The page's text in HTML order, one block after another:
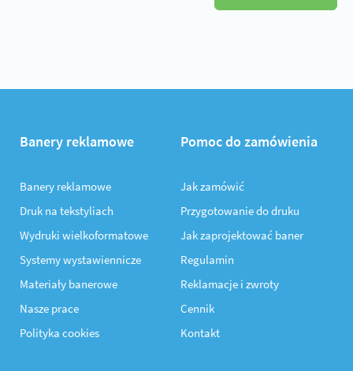
Banery reklamowe
Banery reklamowe
Druk na tekstyliach
Wydruki wielkoformatowe
Systemy wystawiennicze
Materiały banerowe
Nasze prace
Polityka cookies
Pomoc do zamówienia
Jak zamówić
Przygotowanie do druku
Jak zaprojektować baner
Regulamin
Reklamacje i zwroty
Cennik
Kontakt